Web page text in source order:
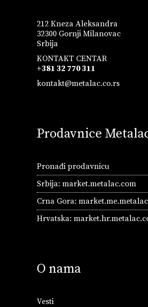
212 Kneza Aleksandra
32300 Gornji Milanovac
Srbija
KONTAKT CENTAR
+381 32 770 311
kontakt@metalac.co.rs
Prodavnice
Pronađi prodavnicu
Srbija: market.metalac.com
Crna Gora:
Hrvatska:
O nama
Vesti